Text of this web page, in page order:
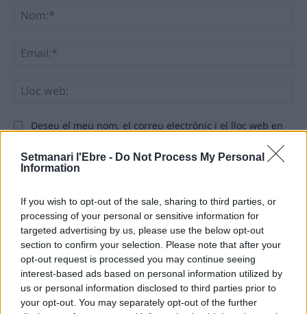
Setmanari l'Ebre - Do Not Process My Personal
Information
If you wish to opt-out of the sale, sharing to third parties, or
processing of your personal or sensitive information for
targeted advertising by us, please use the below opt-out
section to confirm your selection. Please note that after your
opt-out request is processed you may continue seeing
interest-based ads based on personal information utilized by
us or personal information disclosed to third parties prior to
your opt-out. You may separately opt-out of the further
Deseu el meu nom, el correu electrònic i el lloc web en
ÚLTIMES NOTÍCIES
L’Observatori de l’Ebre lidera de nou la
recerca sobre l’astre rei en el segon
eclipsi solar total de la seva història